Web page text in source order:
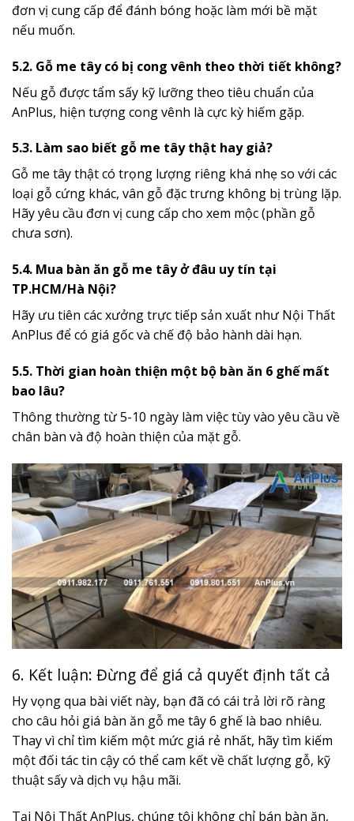
đơn vị cung cấp để đánh bóng hoặc làm mới bề mặt
nếu muốn.
5.2. Gỗ me tây có bị cong vênh theo thời tiết không?
Nếu gỗ được tẩm sấy kỹ lưỡng theo tiêu chuẩn của
AnPlus, hiện tượng cong vênh là cực kỳ hiếm gặp.
5.3. Làm sao biết gỗ me tây thật hay giả?
Gỗ me tây thật có trọng lượng riêng khá nhẹ so với các
loại gỗ cứng khác, vân gỗ đặc trưng không bị trùng lặp.
Hãy yêu cầu đơn vị cung cấp cho xem mộc (phần gỗ
chưa sơn).
5.4. Mua bàn ăn gỗ me tây ở đâu uy tín tại
TP.HCM/Hà Nội?
Hãy ưu tiên các xưởng trực tiếp sản xuất như Nội Thất
AnPlus để có giá gốc và chế độ bảo hành dài hạn.
5.5. Thời gian hoàn thiện một bộ bàn ăn 6 ghế mất
bao lâu?
Thông thường từ 5-10 ngày làm việc tùy vào yêu cầu về
chân bàn và độ hoàn thiện của mặt gỗ.
6. Kết luận: Đừng để giá cả quyết định tất cả
Hy vọng qua bài viết này, bạn đã có cái trả lời rõ ràng
cho câu hỏi giá bàn ăn gỗ me tây 6 ghế là bao nhiêu.
Thay vì chỉ tìm kiếm một mức giá rẻ nhất, hãy tìm kiếm
một đối tác tin cậy có thể cam kết về chất lượng gỗ, kỹ
thuật sấy và dịch vụ hậu mãi.
Tại Nội Thất AnPlus, chúng tôi không chỉ bán bàn ăn,